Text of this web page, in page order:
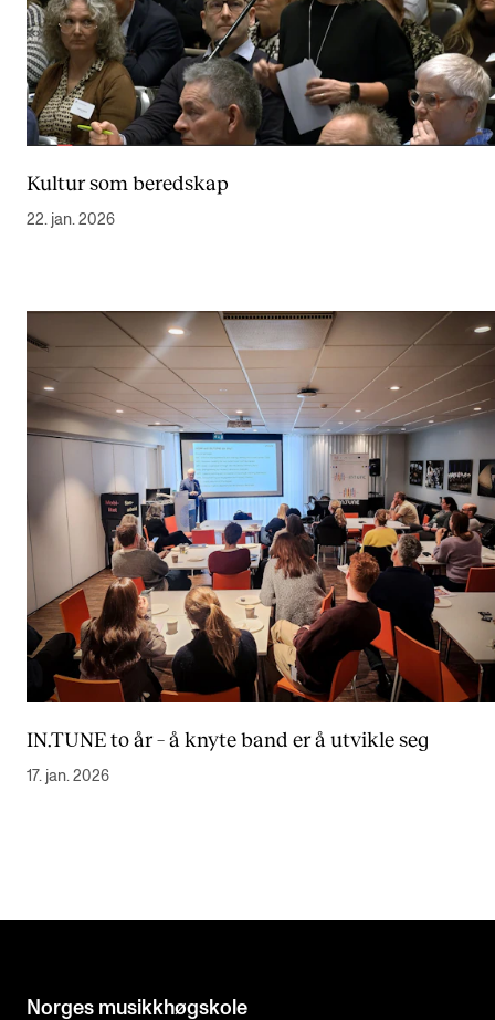
Kultur som beredskap
22. jan. 2026
IN.TUNE to år – å knyte band er å utvikle seg
17. jan. 2026
Norges musikk­høgskole